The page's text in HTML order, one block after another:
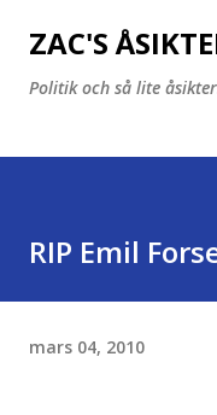
ZAC'S
Politik och så lite
RIP Emil
mars 04, 2010